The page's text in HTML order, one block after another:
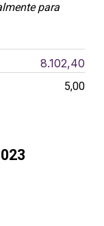
para
8.102,40
5,00